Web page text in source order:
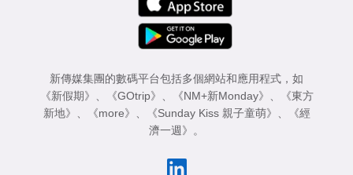
閱
新傳媒集團的數碼平台包括多個網站和應用程式，如
《新假期》 、 《GOtrip》 、 《NM+新Monday》 、
《東方
新地》 、 《more》 、 《Sunday Kiss 親子童萌》 、
《經
濟一週》 。